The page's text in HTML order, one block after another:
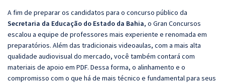
A fim de preparar os candidatos para o concurso público da
Secretaria da Educação do Estado da Bahia, o Gran Concursos
escalou a equipe de professores mais experiente e renomada em
preparatórios. Além das tradicionais videoaulas, com a mais alta
qualidade audiovisual do mercado, você também contará com
materiais de apoio em PDF. Dessa forma, o alinhamento e o
compromisso com o que há de mais técnico e fundamental para seus